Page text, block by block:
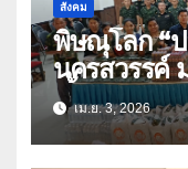
สังคม
พิษณุโลก “ป
นครสวรรค์
เสื้อยืด
เม.ย. 3, 2026